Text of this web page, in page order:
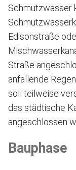
Schmutzwasser
Edisonstraße
Straße
anfallende
soll teilweise
das städtische
angeschlossen
Bauphase